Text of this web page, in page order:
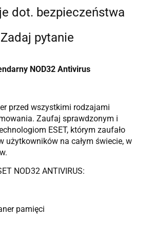
dot. bezpieczeństwa
Zadaj pytanie
NOD32 Antivirus
przed wszystkimi rodzajami
Zaufaj sprawdzonym i
ESET, którym zaufało
użytkowników na całym świecie, w
NOD32 ANTIVIRUS:
pamięci